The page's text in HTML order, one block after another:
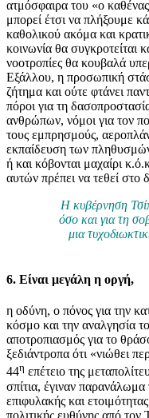
ατμόσφαιρα του «ο καθένας
μπορεί έτσι να πλήξουμε
καθολικού ακόμα και
κοινωνία θα συγκροτείται
νοοτροπίες θα κουβαλά
Εξάλλου, η προσωπική
ζήτημα και ούτε φτάνει
πόροι για τη
ανθρώπων, νόμοι για τον
τους εμπρησμούς,
εκπαίδευση των
ή και κόβονται μαχαίρι
αυτών πρέπει να τεθεί στο
Η κυβέρνηση
όσο και για τη
μια
6. Είναι μεγάλη η οργή,
η οδύνη, ο πόνος για την
κόσμο και την αναλγησία
αποτροπιασμός για το
ξεδιάντροπα ότι «νιώθει
44η επέτειο της
σπίτια, έγιναν παρανάλωμα
επιφυλακής και
πολιτικής ευθύνης από